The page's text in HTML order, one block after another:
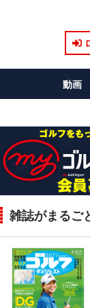
動画
雑誌がまるご